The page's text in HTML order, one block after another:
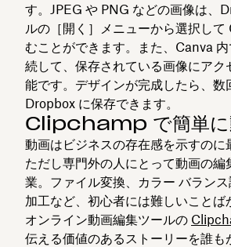
す。JPEG や PNG などの画像は、
ルの［開く］メニューから選択して
むことができます。また、Canva
続して、保存されている画像にアク
能です。デザインが完成したら、数
Dropbox に保存できます。
Clipchamp で簡単に
動画はビジネスの存在感を示すのに
ただし専門外の人にとって動画の編
業。ファイル変換、カラー バラン
加工など、初心者には難しいことば
オンライン動画編集ツールの
伝える価値のあるストーリーを誰も